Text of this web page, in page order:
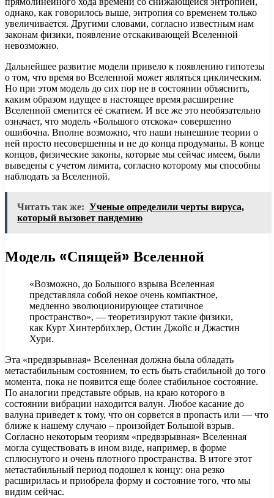
однако, как говорилось выше, энтропия со временем только
увеличивается. Другими словами, согласно известным нам
законам физики, появление отскакивающей Вселенной
невозможно.
Дальнейшее развитие модели привело к появлению гипотезы
о том, что время во Вселенной может являться циклическим.
Но при этом модель до сих пор не в состоянии объяснить,
каким образом идущее в настоящее время расширение
Вселенной сменится её сжатием. И все же это необязательно
означает, что модель «Большого отскока» совершенно
ошибочна. Вполне возможно, что наши нынешние теории о
ней просто несовершенны и не до конца продуманы. В конце
концов, физические законы, которые мы сейчас имеем, были
выведены с учетом лимита, согласно которому мы способны
наблюдать за Вселенной.
Читать так же: Ученые определили черты вируса,
который вызовет пандемию
Модель «Спящей» Вселенной
«Возможно, до Большого взрыва Вселенная
представляла собой некое очень компактное,
медленно эволюционирующее статичное
пространство», — теоретизируют такие физики,
как Курт Хинтербихлер, Остин Джойс и Джастин
Хури.
Эта «предвзрывная» Вселенная должна была обладать
метастабильным состоянием, то есть быть стабильной до того
момента, пока не появится еще более стабильное состояние.
По аналогии представьте обрыв, на краю которого в
состоянии вибрации находится валун. Любое касание до
валуна приведет к тому, что он сорвется в пропасть или — что
ближе к нашему случаю – произойдет Большой взрыв.
Согласно некоторым теориям «предвзрывная» Вселенная
могла существовать в ином виде, например, в форме
сплюснутого и очень плотного пространства. В итоге этот
метастабильный период подошел к концу: она резко
расширилась и приобрела форму и состояние того, что мы
видим сейчас.